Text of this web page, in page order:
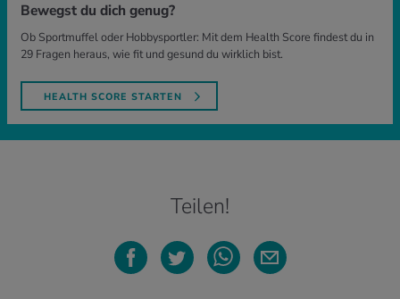
Bewegst du dich genug?
Ob Sportmuffel oder Hobbysportler: Mit dem Health Score findest du in
29 Fragen heraus, wie fit und gesund du wirklich bist.
HEALTH SCORE STARTEN
Teilen!